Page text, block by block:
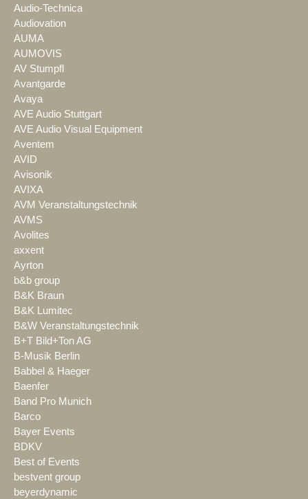
Audio-Technica
Audiovation
AUMA
AUMOVIS
AV Stumpfl
Avantgarde
Avaya
AVE Audio Stuttgart
AVE Audio Visual Equipment
Aventem
AVID
Avisonik
AVIXA
AVM Veranstaltungstechnik
AVMS
Avolites
axxent
Ayrton
b&b group
B&K Braun
B&K Lumitec
B&W Veranstaltungstechnik
B+T Bild+Ton AG
B-Musik Berlin
Babbel & Haeger
Baenfer
Band Pro Munich
Barco
Bayer Events
BDKV
Best of Events
bestvent group
beyerdynamic